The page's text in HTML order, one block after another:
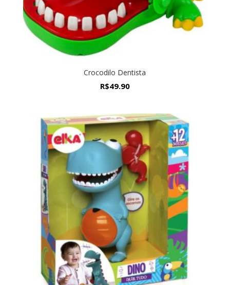
Crocodilo Dentista
R$49.90